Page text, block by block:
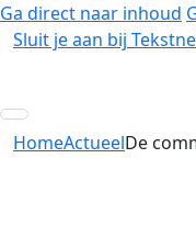
Ga direct naar inhoud
Sluit je aan bij
HomeActueelDe